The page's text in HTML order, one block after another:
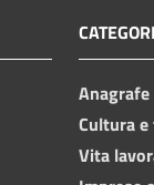
Cultura
Vita